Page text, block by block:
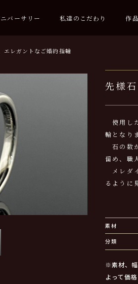
バーサリー 私達のこだわり 作
エレガントなご婚約指輪
先様
使用し
輪となり
石の数
留め、職
メレダ
るように
素材
分類
※素材、
よって価